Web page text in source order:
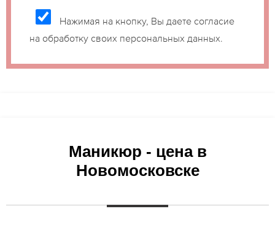
Нажимая на кнопку, Вы даете согласие
на обработку своих персональных данных.
Маникюр - цена в
Новомосковске